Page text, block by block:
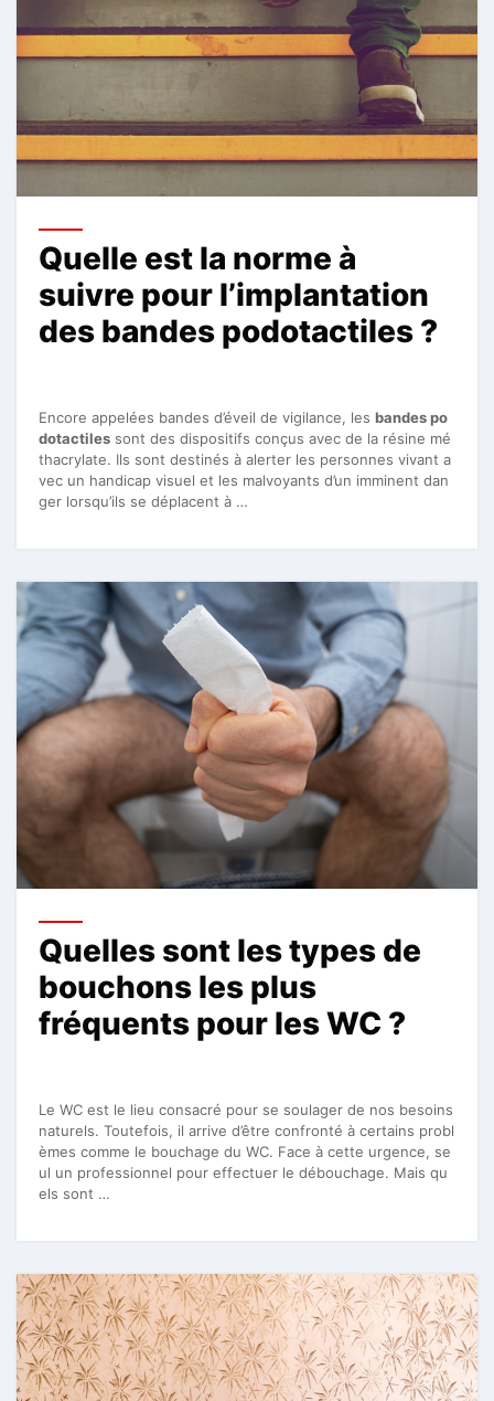
Quelle est la norme à
suivre pour l’implantation
des bandes podotactiles ?
Encore appelées bandes d’éveil de vigilance, les bandes po
dotactiles sont des dispositifs conçus avec de la résine mé
thacrylate. Ils sont destinés à alerter les personnes vivant a
vec un handicap visuel et les malvoyants d’un imminent dan
ger lorsqu’ils se déplacent à …
Quelles sont les types de
bouchons les plus
fréquents pour les WC ?
Le WC est le lieu consacré pour se soulager de nos besoins
naturels. Toutefois, il arrive d’être confronté à certains probl
èmes comme le bouchage du WC. Face à cette urgence, se
ul un professionnel pour effectuer le débouchage. Mais qu
els sont …